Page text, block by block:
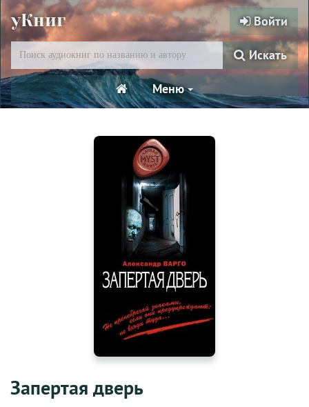
уКниг Войти
Искать
Меню
Запертая дверь